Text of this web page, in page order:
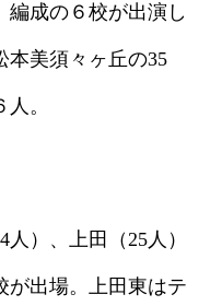
編成の６校が出演し
本美須々ヶ丘の35
。
）、上田（25人）
が出場。上田東はテ